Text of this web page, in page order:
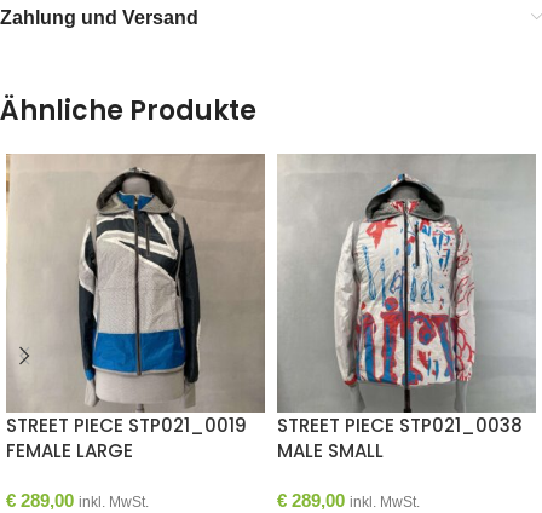
Zahlung und Versand
Ähnliche Produkte
STREET PIECE STP021_0019
FEMALE LARGE
€ 289,00 inkl. MwSt.
STREET PIECE STP021_0038
MALE SMALL
€ 289,00 inkl. MwSt.